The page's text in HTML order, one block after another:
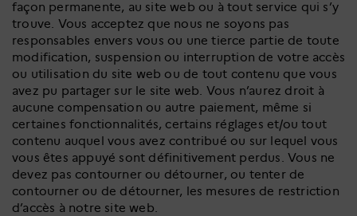
façon permanente, au site web ou à tout service qui s’y
trouve. Vous acceptez que nous ne soyons pas
responsables envers vous ou une tierce partie de toute
modification, suspension ou interruption de votre accès
ou utilisation du site web ou de tout contenu que vous
avez pu partager sur le site web. Vous n’aurez droit à
aucune compensation ou autre paiement, même si
certaines fonctionnalités, certains réglages et/ou tout
contenu auquel vous avez contribué ou sur lequel vous
vous êtes appuyé sont définitivement perdus. Vous ne
devez pas contourner ou détourner, ou tenter de
contourner ou de détourner, les mesures de restriction
d’accès à notre site web.